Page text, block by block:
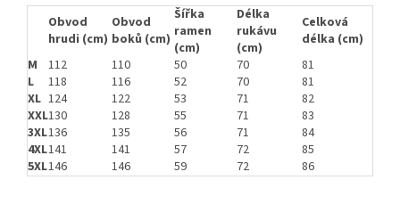
Obvod
hrudi (cm)
Obvod
boků (cm)
Šířka
ramen
(cm)
Délka
rukávu
(cm)
Celková
délka (cm)
M
112 110 50 70
81
L
118 116 52 70
81
XL 124 122 53 71
82
XXL130 128 55 71
83
3XL136 135 56 71
84
4XL141 141 57 72
85
5XL146 146 59 72 86